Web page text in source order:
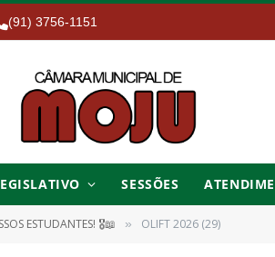
(91) 3756-1151
SESSÕES
ESTUDANTES! 🎖️📖 » OLIFT 2026 (29)